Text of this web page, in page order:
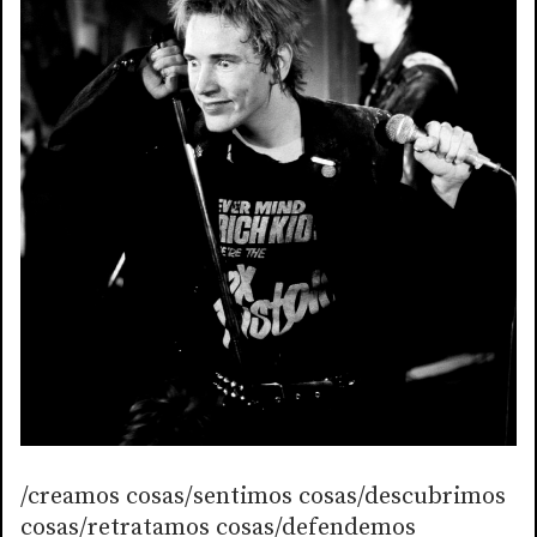
/creamos cosas/sentimos cosas/descubrimos
cosas/retratamos cosas/defendemos